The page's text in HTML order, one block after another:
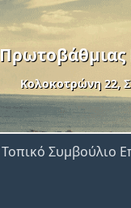
Κολοκοτρώνη 22,
Τοπικό Συμβούλιο